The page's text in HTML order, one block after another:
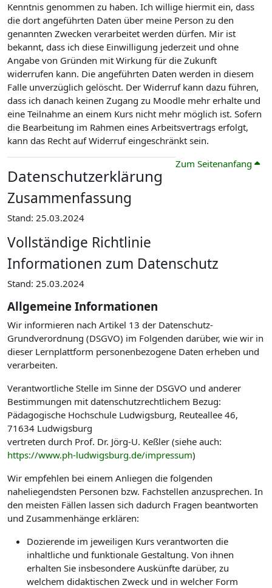
Kenntnis genommen zu haben. Ich willige hiermit ein, dass
die dort angeführten Daten über meine Person zu den
genannten Zwecken verarbeitet werden dürfen. Mir ist
bekannt, dass ich diese Einwilligung jederzeit und ohne
Angabe von Gründen mit Wirkung für die Zukunft
widerrufen kann. Die angeführten Daten werden in diesem
Falle unverzüglich gelöscht. Der Widerruf kann dazu führen,
dass ich danach keinen Zugang zu Moodle mehr erhalte und
eine Teilnahme an einem Kurs nicht mehr möglich ist. Sofern
die Bearbeitung im Rahmen eines Arbeitsvertrags erfolgt,
kann das Recht auf Widerruf eingeschränkt sein.
Zum Seitenanfang
Datenschutzerklärung
Zusammenfassung
Stand: 25.03.2024
Vollständige Richtlinie
Informationen zum Datenschutz
Stand: 25.03.2024
Allgemeine Informationen
Wir informieren nach Artikel 13 der Datenschutz-
Grundverordnung (DSGVO) im Folgenden darüber, wie wir in
dieser Lernplattform personenbezogene Daten erheben und
verarbeiten.
Verantwortliche Stelle im Sinne der DSGVO und anderer
Bestimmungen mit datenschutzrechtlichem Bezug:
Pädagogische Hochschule Ludwigsburg, Reuteallee 46,
71634 Ludwigsburg
vertreten durch Prof. Dr. Jörg-U. Keßler (siehe auch:
https://www.ph-ludwigsburg.de/impressum)
Wir empfehlen bei einem Anliegen die folgenden
naheliegendsten Personen bzw. Fachstellen anzusprechen. In
den meisten Fällen lassen sich dadurch Fragen beantworten
und Zusammenhänge erklären:
Dozierende im jeweiligen Kurs verantworten die
inhaltliche und funktionale Gestaltung. Von ihnen
erhalten Sie insbesondere Auskünfte darüber, zu
welchem didaktischen Zweck und in welcher Form